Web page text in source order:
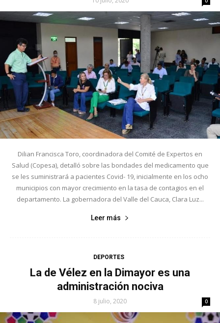
Dilian Francisca Toro, coordinadora del Comité de Expertos en
Salud (Copesa), detalló sobre las bondades del medicamento que
se les suministrará a pacientes Covid- 19, inicialmente en los ocho
municipios con mayor crecimiento en la tasa de contagios en el
departamento. La gobernadora del Valle del Cauca, Clara Luz...
Leer más
DEPORTES
La de Vélez en la Dimayor es una
administración nociva
8 julio, 2020 0